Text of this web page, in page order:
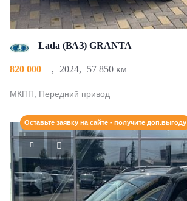
Lada (ВАЗ) GRANTA
820 000 , 2024, 57 850 км
МКПП, Передний привод
Оставьте заявку на сайте - получите доп.выгоду